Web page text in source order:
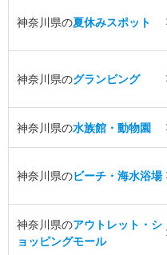
神奈川県の夏休みスポット
神奈川県のグランピング
神奈川県の水族館・動物園
神奈川県のビーチ・海水浴場
神奈川県のアウトレット・シ
ョッピングモール